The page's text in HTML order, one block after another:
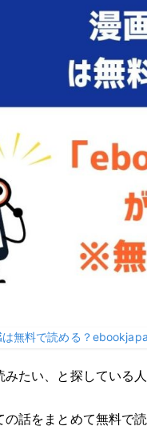
無料で読める？
みたい、と探している
話をまとめて無料で